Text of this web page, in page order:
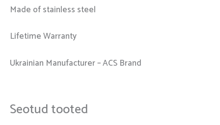
Made of stainless steel
Lifetime Warranty
Ukrainian Manufacturer – ACS Brand
Seotud tooted